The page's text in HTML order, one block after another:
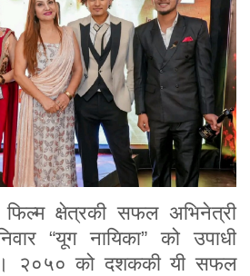
फिल्म क्षेत्रकी सफल अभिनेत्री
“यूग नायिका” को उपाधी
। २०५० को दशककी यी सफल